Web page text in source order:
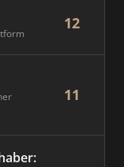
12
11